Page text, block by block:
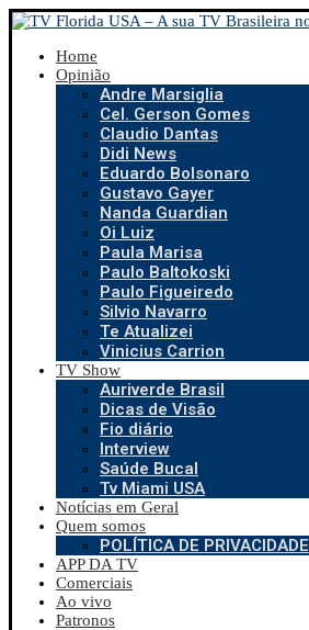
Home
Opinião
Andre Marsiglia
Cel. Gerson Gomes
Claudio Dantas
Didi News
Eduardo Bolsonaro
Gustavo Gayer
Nanda Guardian
Oi Luiz
Paula Marisa
Paulo Baltokoski
Paulo Figueiredo
Silvio Navarro
Te Atualizei
Vinicius Carrion
TV Show
Auriverde Brasil
Dicas de Visão
Fio diário
Interview
Saúde Bucal
Tv Miami USA
Notícias em Geral
Quem somos
POLÍTICA DE PRIVACIDADE
APP DA TV
Comerciais
Ao vivo
Patronos